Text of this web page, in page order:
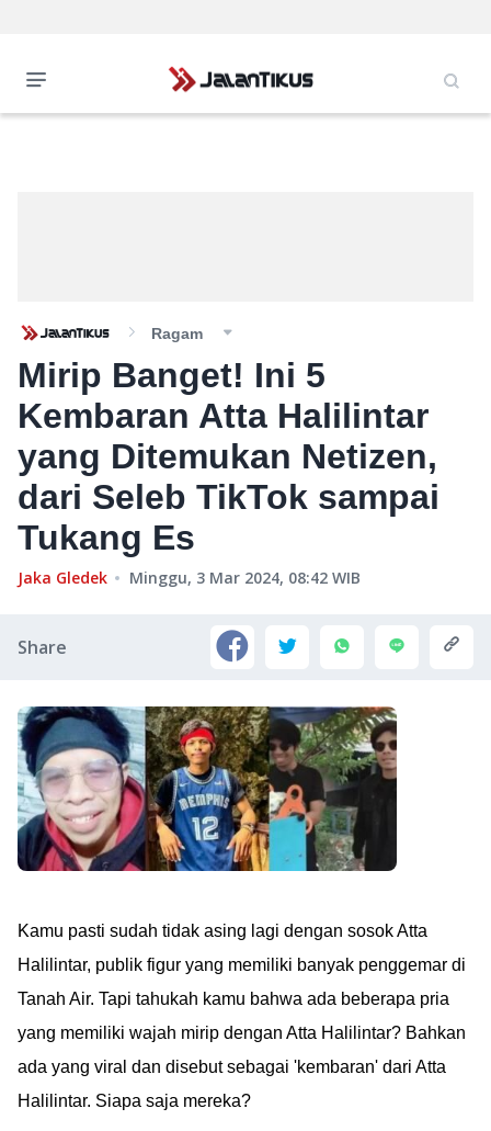
Ragam
Mirip Banget! Ini 5
Kembaran Atta Halilintar
yang Ditemukan Netizen,
dari Seleb TikTok sampai
Tukang Es
Jaka Gledek Minggu, 3 Mar 2024, 08:42 WIB
Share
Kamu pasti sudah tidak asing lagi dengan sosok Atta
Halilintar, publik figur yang memiliki banyak penggemar di
Tanah Air. Tapi tahukah kamu bahwa ada beberapa pria
yang memiliki wajah mirip dengan Atta Halilintar? Bahkan
ada yang viral dan disebut sebagai 'kembaran' dari Atta
Halilintar. Siapa saja mereka?